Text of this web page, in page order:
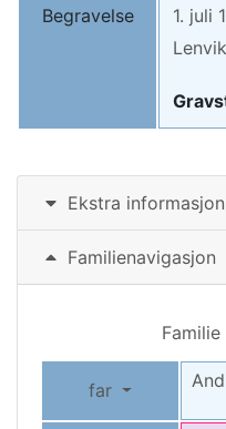
Begravelse 1. juli
Ekstra informasjon
Familienavigasjon
far